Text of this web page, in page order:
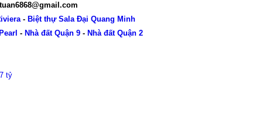
- Biệt thự Sala Đại Quang Minh
- Nhà đất Quận 9- Nhà đất Quận 2
tỷ